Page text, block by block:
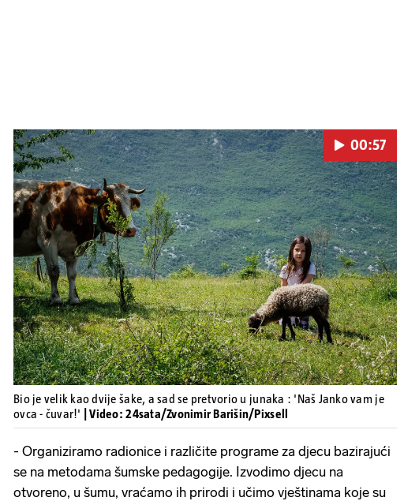
Pokretanje videa...
00:57
Bio je velik kao dvije šake, a sad se pretvorio u junaka : 'Naš Janko vam je
ovca - čuvar!'
| Video: 24sata/Zvonimir Barišin/Pixsell
- Organiziramo radionice i različite programe za djecu bazirajući
se na metodama šumske pedagogije. Izvodimo djecu na
otvoreno, u šumu, vraćamo ih prirodi i učimo vještinama koje su